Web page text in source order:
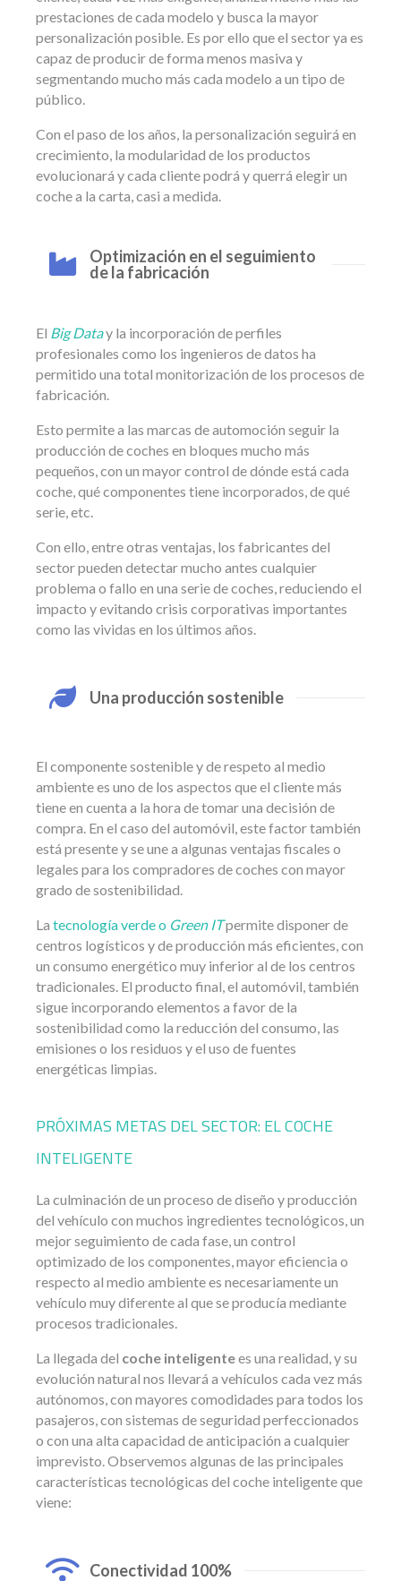
prestaciones de cada modelo y busca la mayor
personalización posible. Es por ello que el sector ya es
capaz de producir de forma menos masiva y
segmentando mucho más cada modelo a un tipo de
público.
Con el paso de los años, la personalización seguirá en
crecimiento, la modularidad de los productos
evolucionará y cada cliente podrá y querrá elegir un
coche a la carta, casi a medida.
Optimización en el seguimiento
de la fabricación
El Big Datay la incorporación de perfiles
profesionales como los ingenieros de datos ha
permitido una total monitorización de los procesos de
fabricación.
Esto permite a las marcas de automoción seguir la
producción de coches en bloques mucho más
pequeños, con un mayor control de dónde está cada
coche, qué componentes tiene incorporados, de qué
serie, etc.
Con ello, entre otras ventajas, los fabricantes del
sector pueden detectar mucho antes cualquier
problema o fallo en una serie de coches, reduciendo el
impacto y evitando crisis corporativas importantes
como las vividas en los últimos años.
Una producción sostenible
El componente sostenible y de respeto al medio
ambiente es uno de los aspectos que el cliente más
tiene en cuenta a la hora de tomar una decisión de
compra. En el caso del automóvil, este factor también
está presente y se une a algunas ventajas fiscales o
legales para los compradores de coches con mayor
grado de sostenibilidad.
La tecnología verde o Green ITpermite disponer de
centros logísticos y de producción más eficientes, con
un consumo energético muy inferior al de los centros
tradicionales. El producto final, el automóvil, también
sigue incorporando elementos a favor de la
sostenibilidad como la reducción del consumo, las
emisiones o los residuos y el uso de fuentes
energéticas limpias.
PRÓXIMAS METAS DEL SECTOR: EL COCHE
INTELIGENTE
La culminación de un proceso de diseño y producción
del vehículo con muchos ingredientes tecnológicos, un
mejor seguimiento de cada fase, un control
optimizado de los componentes, mayor eficiencia o
respecto al medio ambiente es necesariamente un
vehículo muy diferente al que se producía mediante
procesos tradicionales.
La llegada del coche inteligentees una realidad, y su
evolución natural nos llevará a vehículos cada vez más
autónomos, con mayores comodidades para todos los
pasajeros, con sistemas de seguridad perfeccionados
o con una alta capacidad de anticipación a cualquier
imprevisto. Observemos algunas de las principales
características tecnológicas del coche inteligente que
viene:
Conectividad 100%